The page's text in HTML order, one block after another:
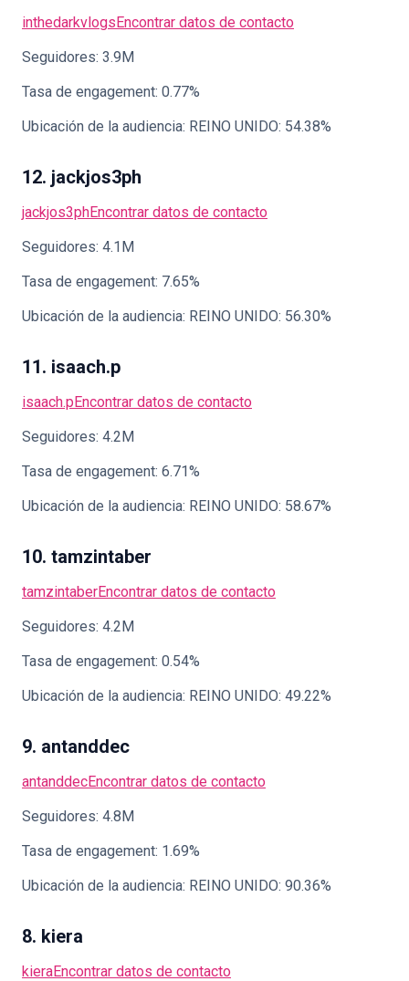
inthedarkvlogsEncontrar datos de contacto
Seguidores: 3.9M
Tasa de engagement: 0.77%
Ubicación de la audiencia: REINO UNIDO: 54.38%
12. jackjos3ph
jackjos3phEncontrar datos de contacto
Seguidores: 4.1M
Tasa de engagement: 7.65%
Ubicación de la audiencia: REINO UNIDO: 56.30%
11. isaach.p
isaach.pEncontrar datos de contacto
Seguidores: 4.2M
Tasa de engagement: 6.71%
Ubicación de la audiencia: REINO UNIDO: 58.67%
10. tamzintaber
tamzintaberEncontrar datos de contacto
Seguidores: 4.2M
Tasa de engagement: 0.54%
Ubicación de la audiencia: REINO UNIDO: 49.22%
9. antanddec
antanddecEncontrar datos de contacto
Seguidores: 4.8M
Tasa de engagement: 1.69%
Ubicación de la audiencia: REINO UNIDO: 90.36%
8. kiera
kieraEncontrar datos de contacto